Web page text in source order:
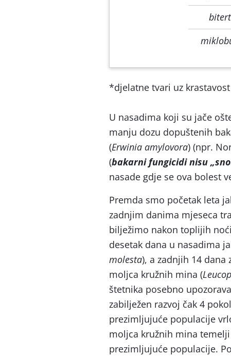
*djelatne tvari uz
U nasadima koji su jače
manju dozu dopuštenih
(Erwinia amylovora) (npr.
(bakarni fungicidi nisu
nasade gdje se ova bolest
Premda smo početak leta
zadnjim danima mjeseca
bilježimo nakon toplijih
desetak dana u nasadima
molesta), a zadnjih 14
moljca kružnih mina (
štetnika posebno
zabilježen razvoj čak 4
prezimljujuće populacije
moljca kružnih mina
prezimljujuće populacije.